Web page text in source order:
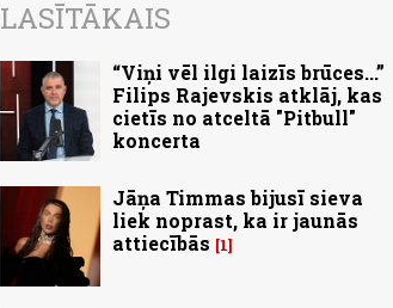
LASĪTĀKAIS
“Viņi vēl ilgi laizīs brūces...”
Filips Rajevskis atklāj, kas
cietīs no atceltā "Pitbull"
koncerta
Jāņa Timmas bijusī sieva
liek noprast, ka ir jaunās
attiecībās
1